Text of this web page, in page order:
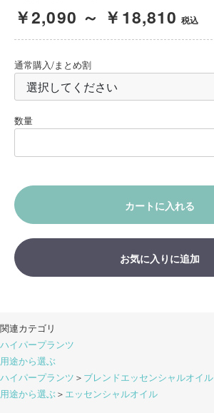
￥2,090 ～ ￥18,810 税込
通常購入/まとめ割
数量
カートに入れる
お気に入りに追加
関連カテゴリ
ハイパープランツ
用途から選ぶ
ハイパープランツ ＞ ブレンドエッセンシャルオイル
用途から選ぶ＞ エッセンシャルオイル